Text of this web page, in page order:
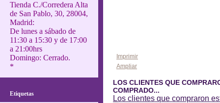
Tienda C./Corredera Alta
de San Pablo, 30, 28004,
Madrid:
De lunes a sábado de
11:30 a 15:30 y de 17:00
a 21:00hrs
Domingo: Cerrado.
*
Etiquetas
Imprimir
Ampliar
LOS CLIENTES QUE
COMPRADO...
Los clientes que compraron